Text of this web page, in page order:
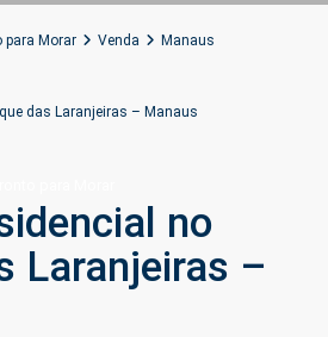
para Morar Venda Manaus
das Laranjeiras – Manaus
no
Laranjeiras –